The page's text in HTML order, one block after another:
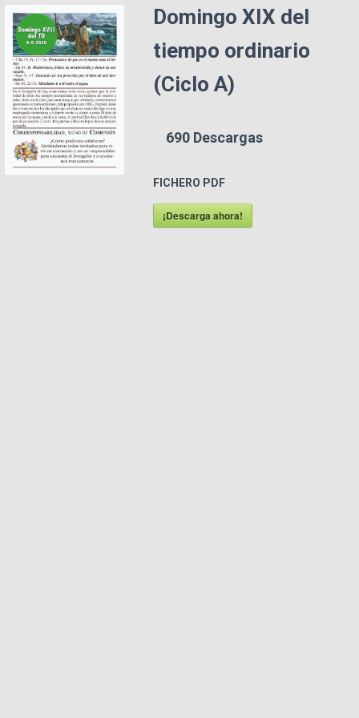
Domingo XIX del
tiempo ordinario
(Ciclo A)
690 Descargas
FICHERO PDF
¡Descarga ahora!